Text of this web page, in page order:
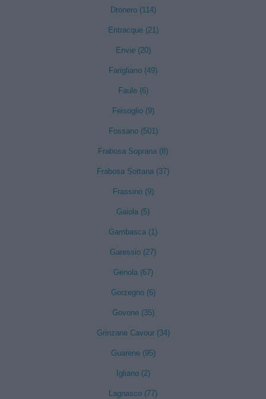
Dronero (114)
Entracque (21)
Envie (20)
Farigliano (49)
Faule (6)
Feisoglio (9)
Fossano (501)
Frabosa Soprana (8)
Frabosa Sottana (37)
Frassino (9)
Gaiola (5)
Gambasca (1)
Garessio (27)
Genola (67)
Gorzegno (6)
Govone (35)
Grinzane Cavour (34)
Guarene (95)
Igliano (2)
Lagnasco (77)